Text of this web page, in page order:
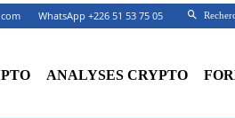
WhatsApp +226 51 53 75 05
ANALYSES CRYPTO